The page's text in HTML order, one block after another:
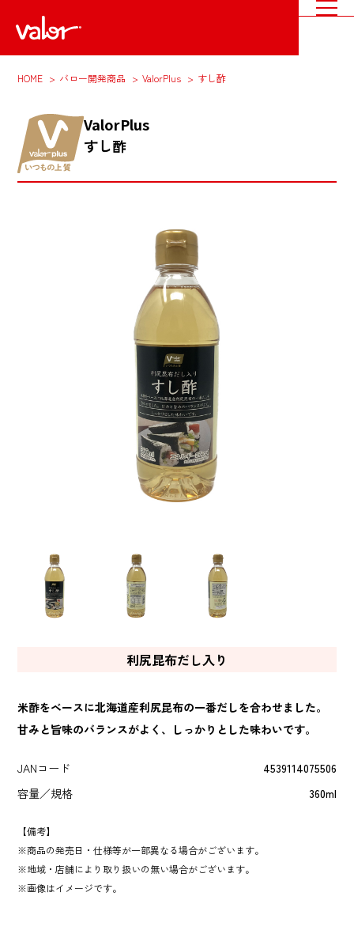
HOME バロー開発商品 ValorPlus すし酢
ValorPlus
すし酢
利尻昆布だし入り
米酢をベースに北海道産利尻昆布の一番だしを合わせました。
甘みと旨味のバランスがよく、しっかりとした味わいです。
JANコード
4539114075506
容量／規格
360ml
【備考】
商品の発売日・仕様等が一部異なる場合がございます。
地域・店舗により取り扱いの無い場合がございます。
画像はイメージです。